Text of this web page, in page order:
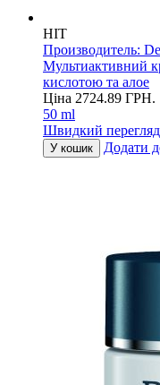
HIT
Производитель:
Мультиактивний
кислотою та алое
Ціна 2724.89 ГРН.
50 ml
Швидкий перегляд
У кошик Додати